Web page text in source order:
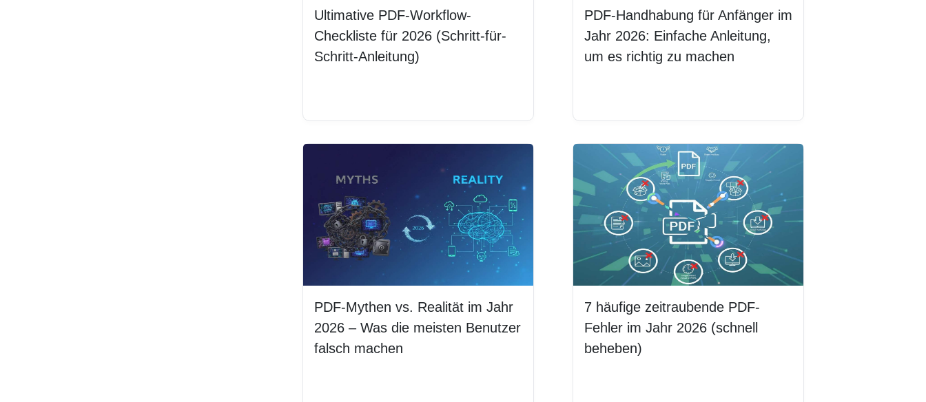
Ultimative PDF-Workflow-
Checkliste für 2026 (Schritt-für-
Schritt-Anleitung)
PDF-Handhabung für Anfänger im
Jahr 2026: Einfache Anleitung,
um es richtig zu machen
PDF-Mythen vs. Realität im Jahr
2026 – Was die meisten Benutzer
falsch machen
7 häufige zeitraubende PDF-
Fehler im Jahr 2026 (schnell
beheben)